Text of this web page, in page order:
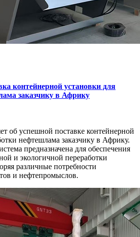
контейнерной установки для
заказчику в Африку
об успешной поставке контейнерной
нефтешлама заказчику в Африку.
предназначена для обеспечения
и экологичной переработки
различные потребности
и нефтепромыслов.